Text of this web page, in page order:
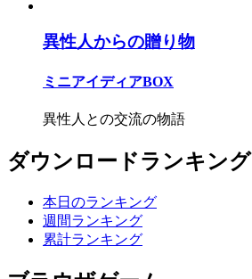
異性人からの贈り物
ミニアイディアBOX
異性人との交流の物語
ダウンロードランキング
本日のランキング
週間ランキング
累計ランキング